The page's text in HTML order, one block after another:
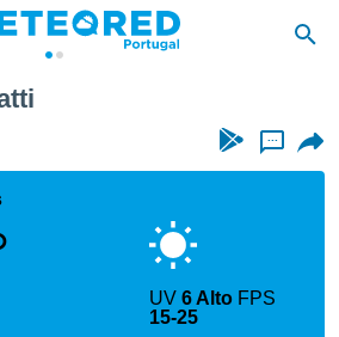
...
UV6 Alto FPS
15-25